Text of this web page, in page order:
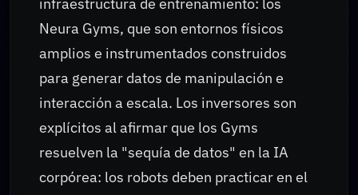
Neura Gyms, que son entornos físicos
amplios e instrumentados construidos
para generar datos de manipulación e
interacción a escala. Los inversores son
explícitos al afirmar que los Gyms
resuelven la "sequía de datos" en la IA
corpórea: los robots deben practicar en el